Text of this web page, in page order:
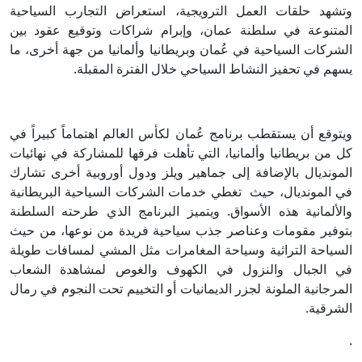
وتشهد حلقات العمل الترويجية، استعراض التجارب السياحية
المتنوعة في سلطنة عمان، وإبرام شراكات وتوقيع عقود بين
الشركات السياحية في عُمان وبريطانيا وألمانيا من جهة أخرى، ما
يسهم في تحفيز النشاط السياحي خلال الفترة المقبلة.
ويتوقع أن يستقطب برنامج عُمان لكأس العالم اهتماماً كبيراً في
كل من بريطانيا وألمانيا، التي تأهلت فرقها للمشاركة في نهائيات
المونديال بالإضافة إلى جماهير ويلز ودول أوروبية أخرى تشارك
في المونديال، حيث تغطي خدمات الشركات السياحية البريطانية
والألمانية هذه الأسواق. ويتميز البرنامج الذي طرحته السلطنة
بتوفير مقومات وعناصر جذب سياحية فريدة من نوعها، من حيث
السياحة التراثية وسياحة المغامرات مثل المشي لمسافات طويلة
في الجبال والنزول في الكهوف والغوص لمشاهدة الشعاب
المرجانية الملونة لجزر الديمانيات أو التخييم تحت النجوم في رمال
الشرقية.
.